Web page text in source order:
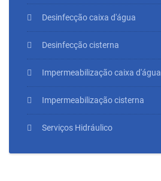
Desinfecção caixa d'água
Desinfecção cisterna
Impermeabilização caixa d'água
Impermeabilização cisterna
Serviços Hidráulico